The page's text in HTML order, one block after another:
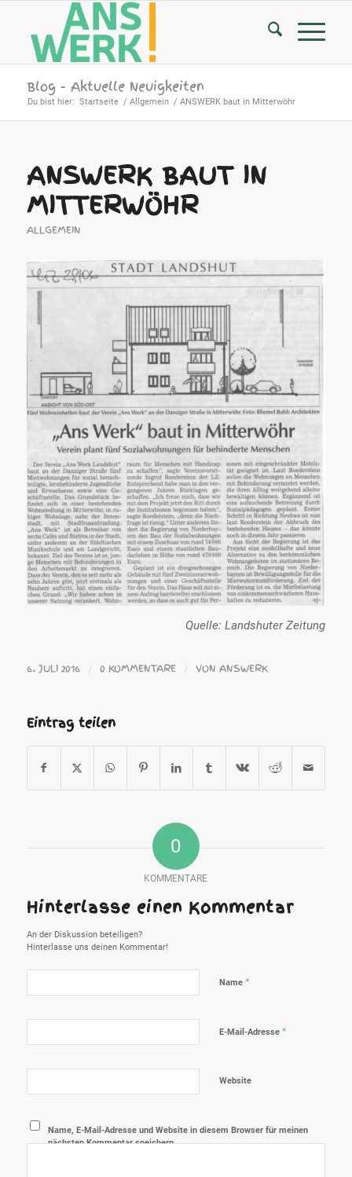
Blog - Aktuelle Neuigkeiten
Du bist hier: Startseite / Allgemein / ANSWERK baut in Mitterwöhr
ANSWERK BAUT IN
MITTERWÖHR
ALLGEMEIN
Quelle: Landshuter Zeitung
6. JULI 2016 / 0 KOMMENTARE / VON ANSWERK
Eintrag teilen
0
KOMMENTARE
Hinterlasse einen Kommentar
An der Diskussion beteiligen?
Hinterlasse uns deinen Kommentar!
Name *
E-Mail-Adresse *
Website
Name, E-Mail-Adresse und Website in diesem Browser für meinen
nächsten Kommentar speichern.